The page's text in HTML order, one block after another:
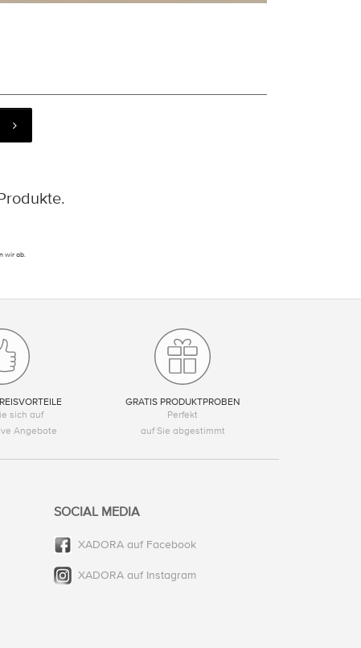
wir ab.
sich auf
Angebote
GRATIS PRODUKTPROBEN
Perfekt
auf Sie abgestimmt
SOCIAL MEDIA
XADORA auf Facebook
XADORA auf Instagram